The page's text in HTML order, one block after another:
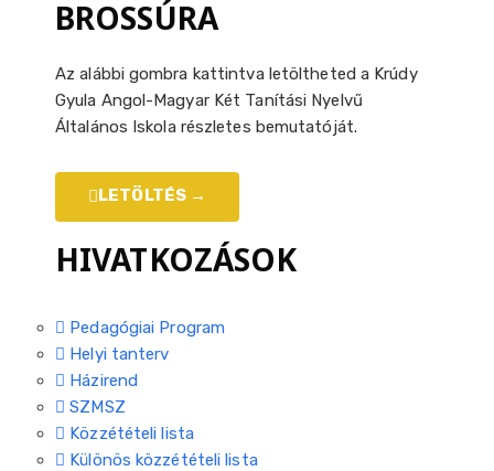
BROSSÚRA
Az alábbi gombra kattintva letöltheted a Krúdy
Gyula Angol-Magyar Két Tanítási Nyelvű
Általános Iskola részletes bemutatóját.
LETÖLTÉS →
HIVATKOZÁSOK
Pedagógiai Program
Helyi tanterv
Házirend
SZMSZ
Közzétételi lista
Különös közzétételi lista